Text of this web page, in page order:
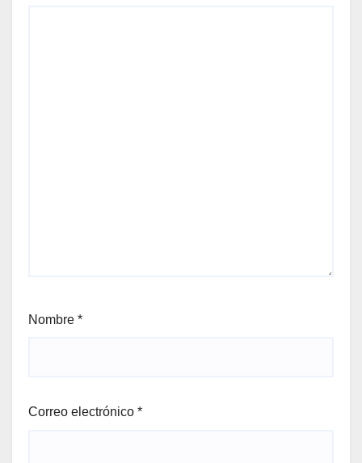
Nombre *
Correo electrónico *